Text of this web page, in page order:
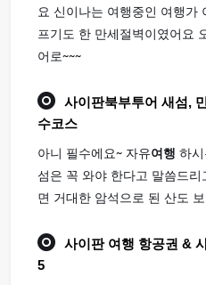
요 신이나는 여행중인 여행가
프기도 한 만세절벽이였어요
어로~~~
사이판북부투어 새섬,
수코스
아니 필수에요~ 자유여행 하
섬은 꼭 와야 한다고 말씀드
면 거대한 암석으로 된 산도
사이판 여행 항공권 &
5